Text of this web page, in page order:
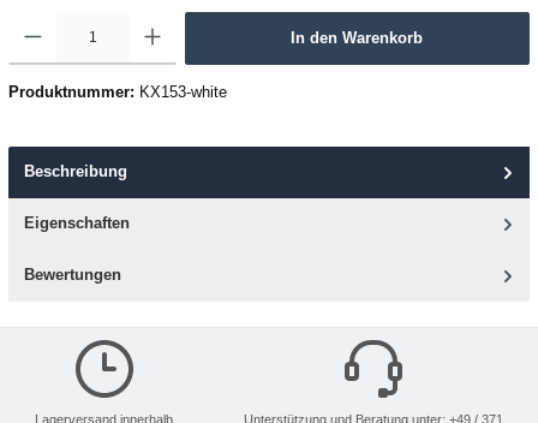
In den Warenkorb
Produktnummer: KX153-white
Beschreibung
Eigenschaften
Bewertungen
Lagerversand innerhalb
Unterstützung und Beratung unter: +49 / 371